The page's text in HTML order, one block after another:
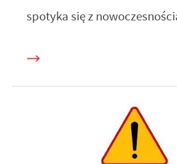
spotyka się z